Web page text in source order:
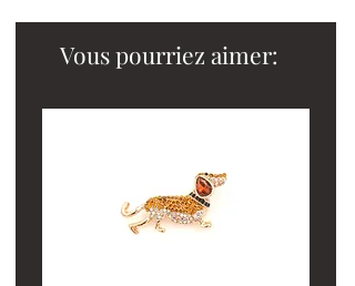
Vous pourriez aimer: